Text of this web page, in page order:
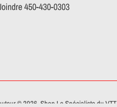
450-430-0303
© 2026, Shop Le Spécialiste du VTT.